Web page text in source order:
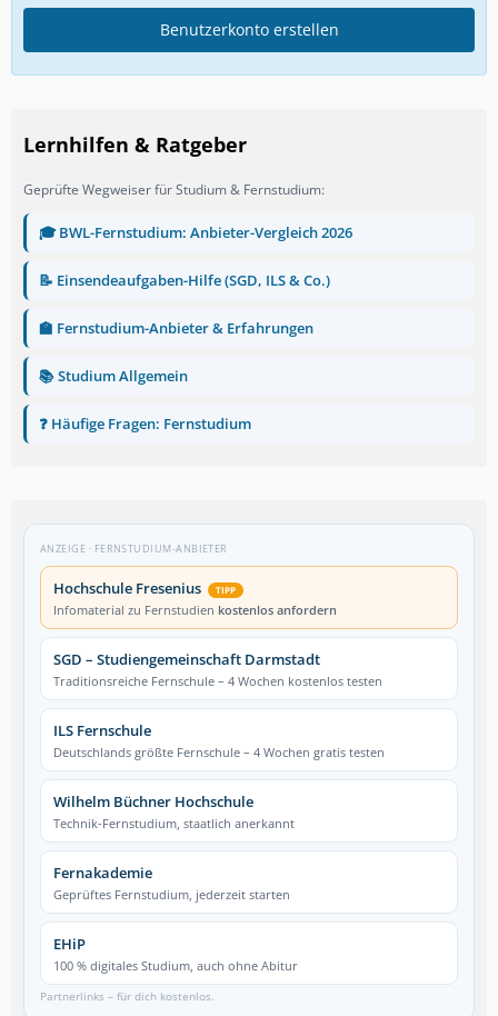
Benutzerkonto erstellen
Lernhilfen & Ratgeber
Geprüfte Wegweiser für Studium & Fernstudium:
🎓 BWL-Fernstudium: Anbieter-Vergleich 2026
📝 Einsendeaufgaben-Hilfe (SGD, ILS & Co.)
🏫 Fernstudium-Anbieter & Erfahrungen
📚 Studium Allgemein
❓ Häufige Fragen: Fernstudium
ANZEIGE · FERNSTUDIUM-ANBIETER
Hochschule Fresenius TIPP
Infomaterial zu Fernstudien kostenlos anfordern
SGD – Studiengemeinschaft Darmstadt
Traditionsreiche Fernschule – 4 Wochen kostenlos testen
ILS Fernschule
Deutschlands größte Fernschule – 4 Wochen gratis testen
Wilhelm Büchner Hochschule
Technik-Fernstudium, staatlich anerkannt
Fernakademie
Geprüftes Fernstudium, jederzeit starten
EHiP
100 % digitales Studium, auch ohne Abitur
Partnerlinks – für dich kostenlos.